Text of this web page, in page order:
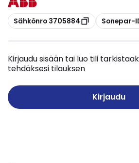
Kopioi
Sähkönro 3705884 Kopioi
Sonepar-
Kirjaudu sisään tai luo tili
tehdäksesi tilauksen
Kirjaudu